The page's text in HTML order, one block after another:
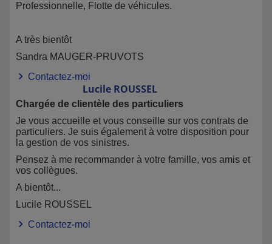
Professionnelle, Flotte de véhicules.
A très bientôt
Sandra MAUGER-PRUVOTS
Contactez-moi
Lucile ROUSSEL
Chargée de clientèle des particuliers
Je vous accueille et vous conseille sur vos contrats de
particuliers. Je suis également à votre disposition pour
la gestion de vos sinistres.
Pensez à me recommander à votre famille, vos amis et
vos collègues.
A bientôt...
Lucile ROUSSEL
Contactez-moi